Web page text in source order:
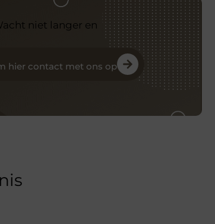
niet langer en
hier contact met ons op